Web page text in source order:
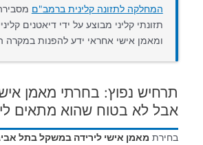
המחלקה לתזונה קלינית ברמב"ם
תזונתי קליני מבוצע על ידי דיאטנים
ומאמן אישי אחראי ידע להפנות במקרה
תרחיש נפוץ: בחרתי מאמן
אבל לא בטוח שהוא מתאים לי
בחירת מאמן אישי לירידה במשקל בתל